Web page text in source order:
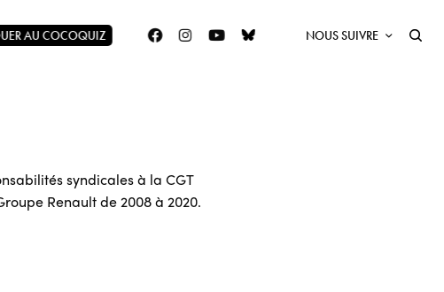
AU COCOQUIZ NOUS SUIVRE
syndicales à la CGT
Renault de 2008 à 2020.